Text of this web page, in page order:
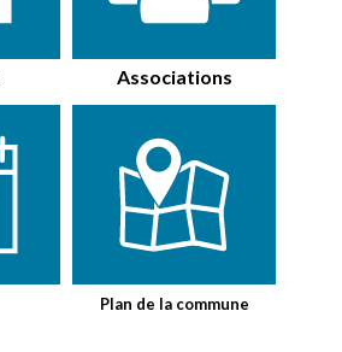
Associations
Plan de la commune